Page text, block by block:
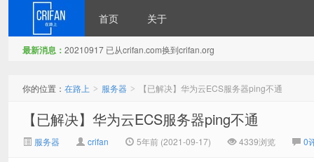
首页 关于
最新消息： 20210917 已从crifan.com换到crifan.org
你的位置： 在路上 > 服务器 > 【已解决】华为云ECS服务器ping不通
【已解决】华为云ECS服务器ping不通
服务器 crifan 5年前 (2021-09-17) 4339浏览 0